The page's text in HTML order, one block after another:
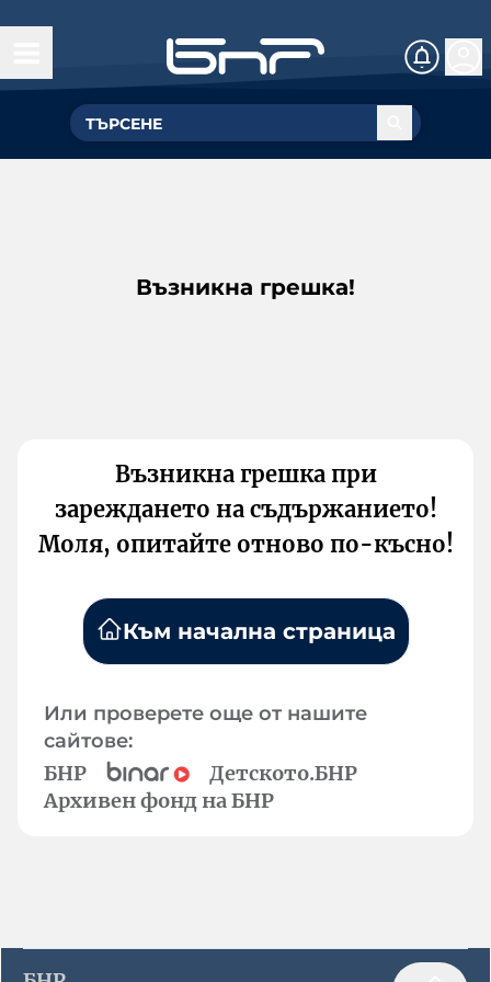
Възникна грешка!
Възникна грешка при
зареждането на съдържанието!
Моля, опитайте отново по-късно!
Към начална страница
Или проверете още от нашите
сайтове:
БНР
Детското.БНР
Архивен фонд на БНР